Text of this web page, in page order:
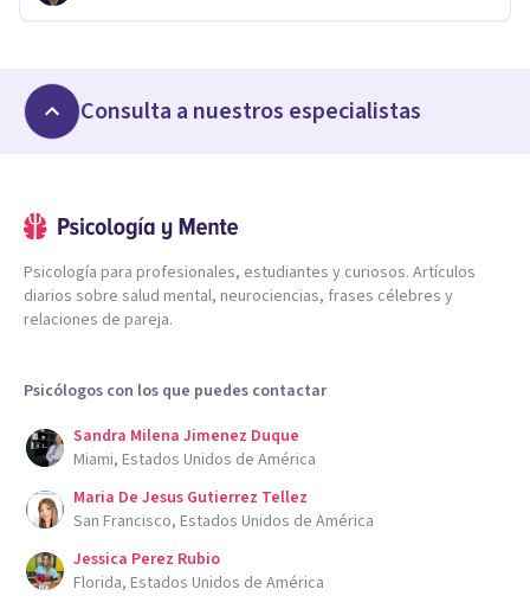
Consulta a nuestros especialistas
Psicología para profesionales, estudiantes y curiosos. Artículos
diarios sobre salud mental, neurociencias, frases célebres y
relaciones de pareja.
Psicólogos con los que puedes contactar
Sandra Milena Jimenez Duque
Miami, Estados Unidos de América
Maria De Jesus Gutierrez Tellez
San Francisco, Estados Unidos de América
Jessica Perez Rubio
Florida, Estados Unidos de América